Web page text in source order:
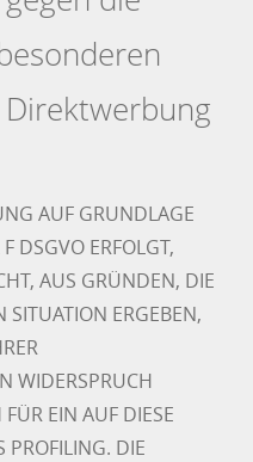
AUF GRUNDLAGE
DSGVO ERFOLGT,
AUS GRÜNDEN, DIE
SITUATION ERGEBEN,
WIDERSPRUCH
EIN AUF DIESE
PROFILING. DIE